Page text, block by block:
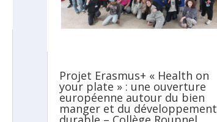
Projet Erasmus+ « Health on
your plate » : une ouverture
européenne autour du bien
manger et du développement